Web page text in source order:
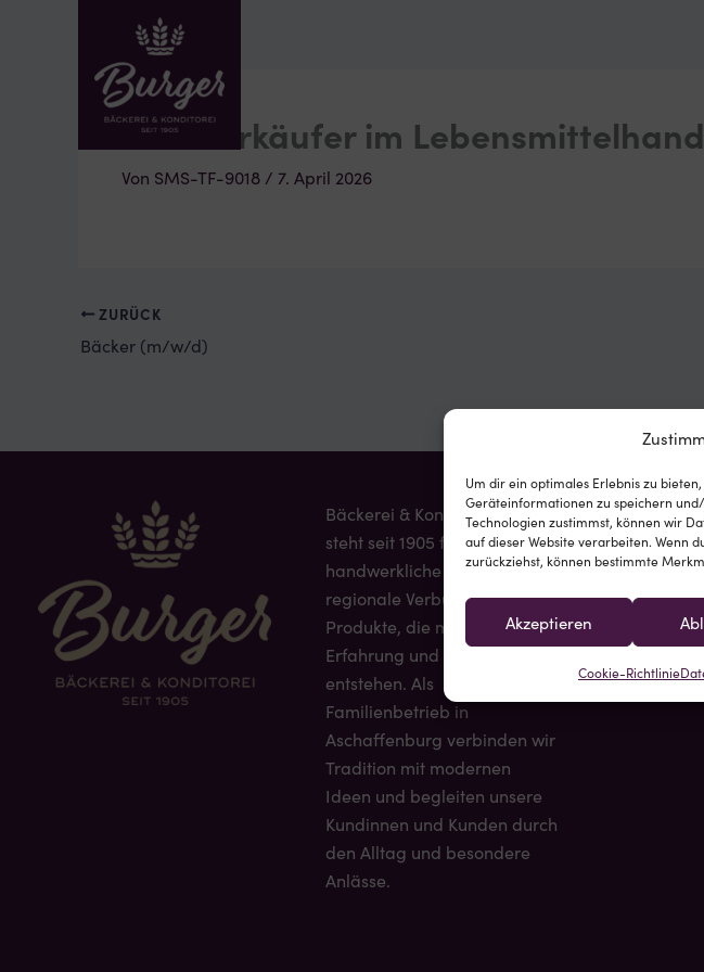
Um dir ein optimales Erlebnis zu
Geräteinformationen zu speichern
Technologien zustimmst, können wir
auf dieser Website verarbeiten. Wenn
zurückziehst, können bestimmte
Akzeptieren
Cookie-Richtlinie
Fachverkäufer im
Von SMS-TF-9018 / 7. April 2026
ZURÜCK
Bäcker (m/w/d)
Bäckerei & Konditorei Burger
steht seit 1905 für
handwerkliche Qualität,
regionale Verbundenheit und
Produkte, die mit Zeit,
Erfahrung und Leidenschaft
entstehen. Als
Familienbetrieb in
Aschaffenburg verbinden wir
Tradition mit modernen
Ideen und begleiten unsere
Kundinnen und Kunden durch
den Alltag und besondere
Anlässe.
Kontakt
Bäckerei
63741